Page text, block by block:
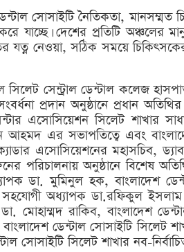
সোসাইটি নৈতিকতা, মানসম্মত
যাচ্ছে। দেশের প্রতিটি অঞ্চলের
যত্ন নেওয়া, সঠিক সময়ে
সিলেট সেন্ট্রাল ডেন্টাল কলেজ
প্রদান অনুষ্ঠানে প্রধান
এসোসিয়েশন সিলেট শাখার
আহমদ এর সভাপতিত্বে এবং
এসোসিয়েশনের মহাসচিব,
পরিচালনায় অনুষ্ঠানে বিশেষ
ডা. মুমিনুল হক, বাংলাদেশ
অধ্যাপক ডা.রফিকুল ইসলাম
মোহাম্মদ রাকিব, বাংলাদেশ
ডেন্টাল সোসাইটি সিলেট
সোসাইটি সিলেট শাখার নব-